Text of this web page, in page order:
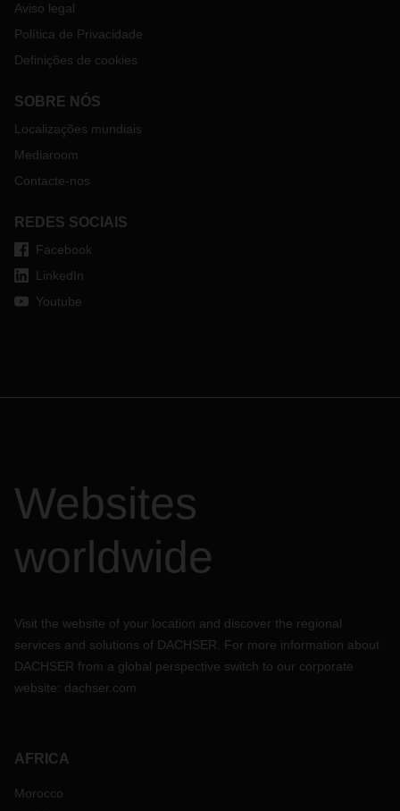
O escritório da DACHSER em Suzhou permanece aberto e
eficaz da cadeia de abastecimento aos nossos clientes.
O seu interlocutor local da DACHSER poderá fornecer-lhe
Aviso legal
Política de Privacidade
Definições de cookies
SOBRE NÓS
Localizações mundiais
Mediaroom
Contacte-nos
REDES SOCIAIS
Facebook
LinkedIn
Youtube
Websites
worldwide
Visit the website of your location and discover the regional
services and solutions of DACHSER. For more information about
DACHSER from a global perspective switch to our corporate
website: dachser.com
AFRICA
Morocco